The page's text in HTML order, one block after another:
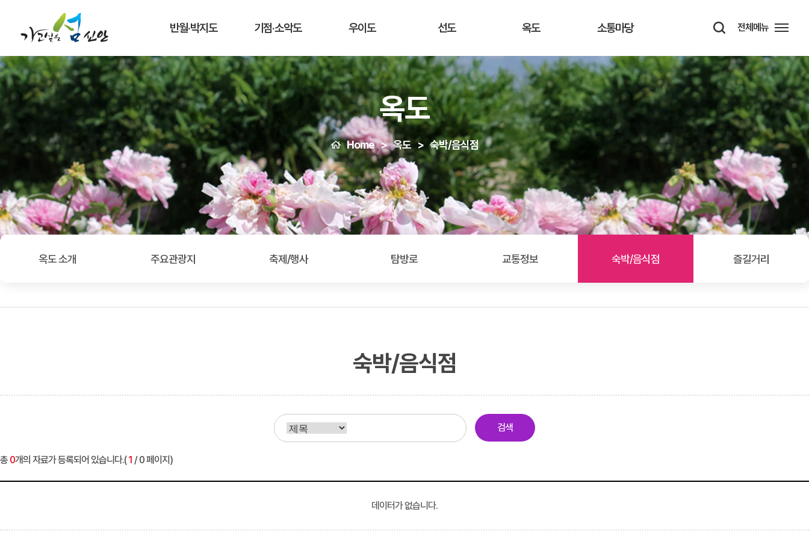
반월·박지도 기점·소악도 우이도 선도 옥도 소통마당 전체메뉴
옥도
Home 옥도 숙박/음식점
옥도 소개 주요관광지 축제/행사 탐방로 교통정보 숙박/음식점 즐길거리
숙박/음식점
검색
총 0개의 자료가 등록되어 있습니다.(1 / 0 페이지)
데이터가 없습니다.